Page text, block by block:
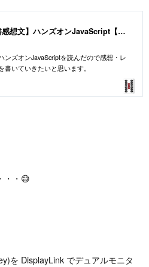
【読書感想文】ハンズオンJavaScript【書評】
ンズオンJavaScriptを読んだので感想・レ
書いていきたいと思います。
・・😅
を DisplayLink でデュアルモニタ